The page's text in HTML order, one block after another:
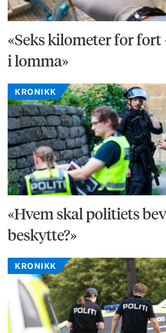
«Seks kilometer for fort
i lomma»
KRONIKK
«Hvem skal politiets
beskytte?»
KRONIKK